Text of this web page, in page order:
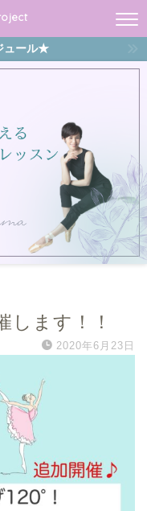
ュール★
します！！
2020年6月23日